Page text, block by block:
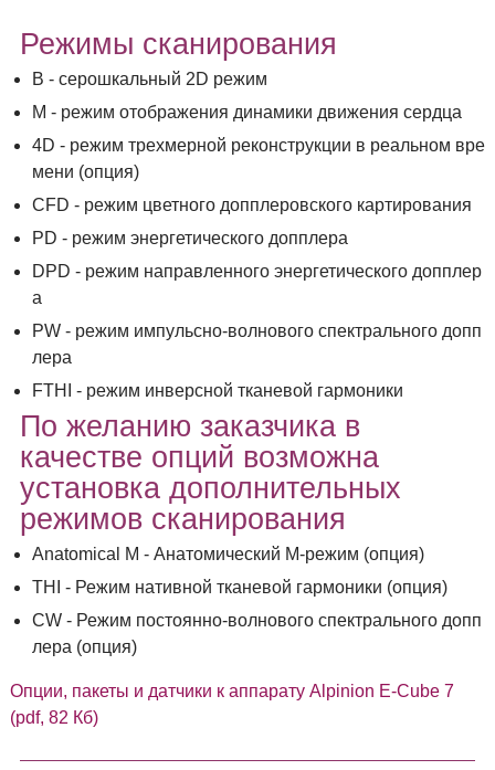
Режимы сканирования
B - серошкальный 2D режим
М - режим отображения динамики движения сердца
4D - режим трехмерной реконструкции в реальном вре
мени (опция)
CFD - режим цветного допплеровского картирования
PD - режим энергетического допплера
DPD - режим направленного энергетического допплер
а
PW - режим импульсно-волнового спектрального допп
лера
FTHI - режим инверсной тканевой гармоники
По желанию заказчика в
качестве опций возможна
установка дополнительных
режимов сканирования
Anatomical M - Анатомический М-режим (опция)
THI - Режим нативной тканевой гармоники (опция)
CW - Режим постоянно-волнового спектрального допп
лера (опция)
Опции, пакеты и датчики к аппарату Alpinion E-Cube 7
(pdf, 82 Кб)